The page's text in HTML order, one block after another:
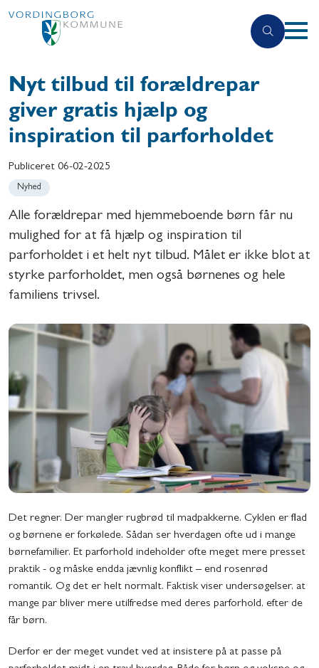
Nyt tilbud til forældrepar
giver gratis hjælp og
inspiration til parforholdet
Publiceret 06-02-2025
Nyhed
Alle forældrepar med hjemmeboende børn får nu
mulighed for at få hjælp og inspiration til
parforholdet i et helt nyt tilbud. Målet er ikke blot at
styrke parforholdet, men også børnenes og hele
familiens trivsel.
Det regner. Der mangler rugbrød til madpakkerne. Cyklen er flad
og børnene er forkølede. Sådan ser hverdagen ofte ud i mange
børnefamilier. Et parforhold indeholder ofte meget mere presset
praktik - og måske endda jævnlig konflikt – end rosenrød
romantik. Og det er helt normalt. Faktisk viser undersøgelser, at
mange par bliver mere utilfredse med deres parforhold, efter de
får børn.
Derfor er der meget vundet ved at insistere på at passe på